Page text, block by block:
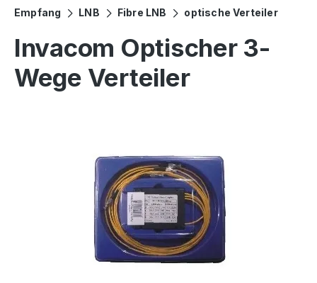
Empfang LNB Fibre LNB optische Verteiler
Invacom Optischer 3-
Wege Verteiler